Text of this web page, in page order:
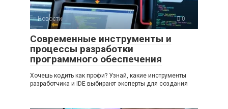
Новости 0
Современные инструменты и
процессы разработки
программного обеспечения
Хочешь кодить как профи? Узнай, какие инструменты
разработчика и IDE выбирают эксперты для создания